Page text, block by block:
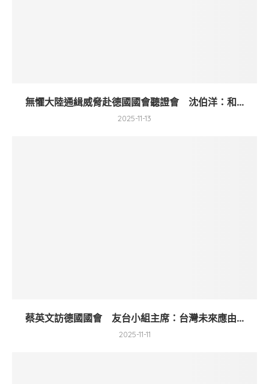
無懼大陸通緝威脅赴德國國會聽證會 沈伯洋：和...
2025-11-13
蔡英文訪德國國會 友台小組主席：台灣未來應由...
2025-11-11